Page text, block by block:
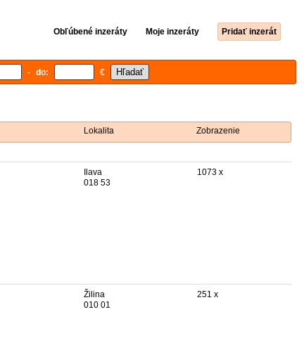
Obľúbené inzeráty Moje inzeráty Pridať inzerát
- do: €
Lokalita Zobrazenie
Ilava
018 53
1073 x
Žilina
010 01
251 x